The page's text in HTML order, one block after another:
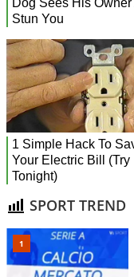
SPORT TREND